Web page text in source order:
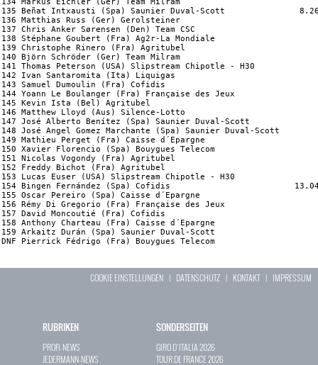
COOKIE EINSTELLUNGEN | DATENSCHUTZ | KONTAKT| IMPRESSUM
RUBRIKEN
PROFI-NEWS
JEDERMANN-NEWS
SONDERSEITEN
GIRO D`ITALIA 2026
TOUR DE FRANCE 2026